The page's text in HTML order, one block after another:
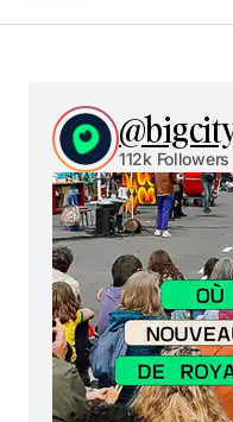
112k Followers